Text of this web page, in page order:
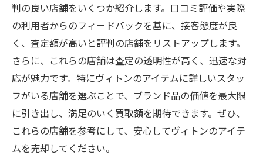
判の良い店舗をいくつか紹介します。口コミ評価や実際
の利用者からのフィードバックを基に、接客態度が良
く、査定額が高いと評判の店舗をリストアップします。
さらに、これらの店舗は査定の透明性が高く、迅速な対
応が魅力です。特にヴィトンのアイテムに詳しいスタッ
フがいる店舗を選ぶことで、ブランド品の価値を最大限
に引き出し、満足のいく買取額を期待できます。ぜひ、
これらの店舗を参考にして、安心してヴィトンのアイテ
ムを売却してください。